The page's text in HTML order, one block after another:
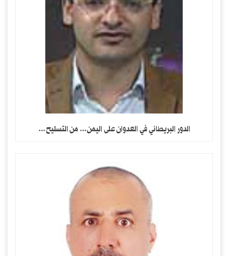
الدور البريطاني في العدوان على اليمن… من التسليح…